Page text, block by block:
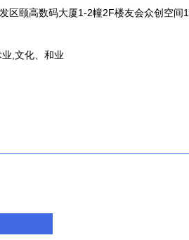
区颐高数码大厦1-2幢2F楼友会众创空间
,文化、和业